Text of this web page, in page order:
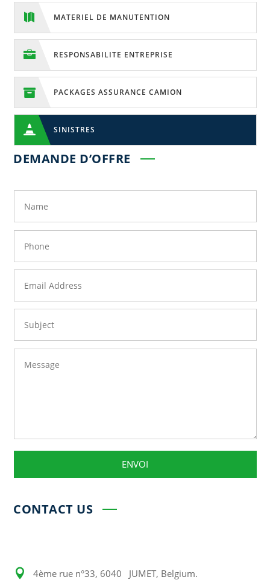
 MATERIEL DE MANUTENTION
 RESPONSABILITE ENTREPRISE
 PACKAGES ASSURANCE CAMION
 SINISTRES
DEMANDE D’OFFRE
ENVOI
CONTACT US
 4ème rue n°33, 6040 JUMET, Belgium.